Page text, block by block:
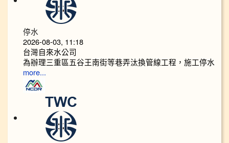
停水
2026-08-03, 11:18
台灣自來水公司
為辦理三重區五谷王南街等巷弄汰換管線工程，施工停水
more...